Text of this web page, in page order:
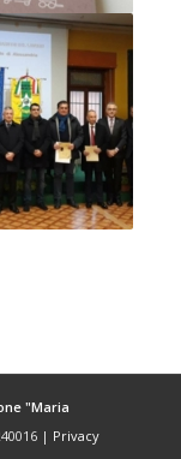
"Maria
| Privacy